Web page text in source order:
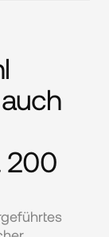
200